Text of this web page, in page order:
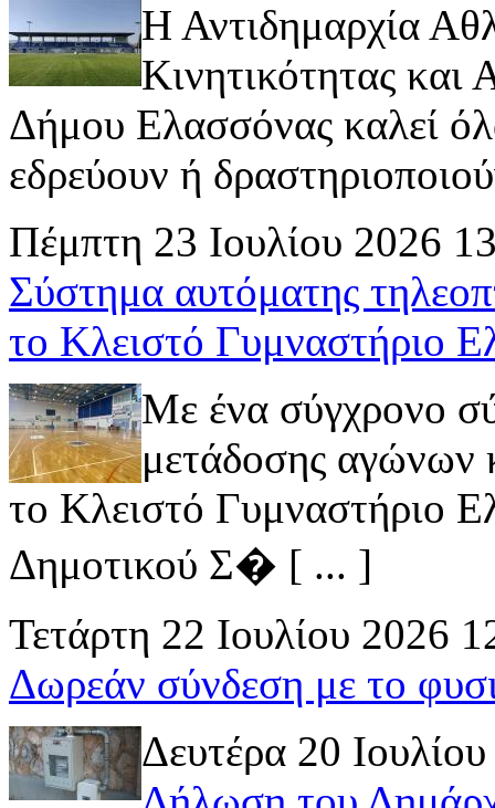
Η Αντιδημαρχία
Κινητικότητας
Δήμου Ελασσόνας καλεί
εδρεύουν ή
Πέμπτη 23 Ιουλίου 2026
Σύστημα αυτόματης
το Κλειστό Γυμναστήριο
Με ένα σύγχρονο
μετάδοσης αγώνων
το Κλειστό Γυμναστήριο
Δημοτικού Σ� [ ... ]
Τετάρτη 22 Ιουλίου 2026
Δωρεάν σύνδεση με το
Δευτέρα 20